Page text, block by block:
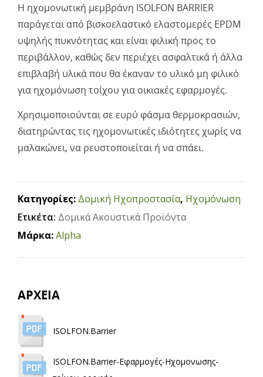
Η ηχομονωτική μεμβράνη ISOLFON BARRIER
παράγεται από βισκοελαστικό ελαστομερές EPDM
υψηλής πυκνότητας και είναι φιλική προς το
περιβάλλον, καθώς δεν περιέχει ασφαλτικά ή άλλα
επιβλαβή υλικά που θα έκαναν το υλικό μη φιλικό
για ηχομόνωση τοίχου για οικιακές εφαρμογές.
Χρησιμοποιούνται σε ευρύ φάσμα θερμοκρασιών,
διατηρώντας τις ηχομονωτικές ιδιότητες χωρίς να
μαλακώνει, να ρευστοποιείται ή να σπάει.
Κατηγορίες: Δομική Ηχοπροστασία, Ηχομόνωση
Ετικέτα: Δομικά Ακουστικά Προϊόντα
Μάρκα:Alpha
ΑΡΧΕΙΑ
ISOLFON.Barrier
ISOLFON.Barrier-Εφαρμογές-Ηχομονωσης-